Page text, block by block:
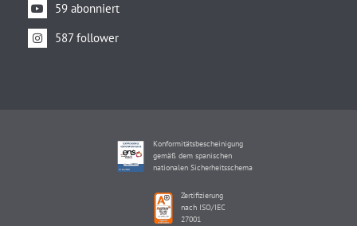
59 abonniert
587 follower
Konformitätsbescheinigung
gemäß dem spanischen
nationalen Sicherheitsschema
Zertifizierung
nach ISO/IEC
27001